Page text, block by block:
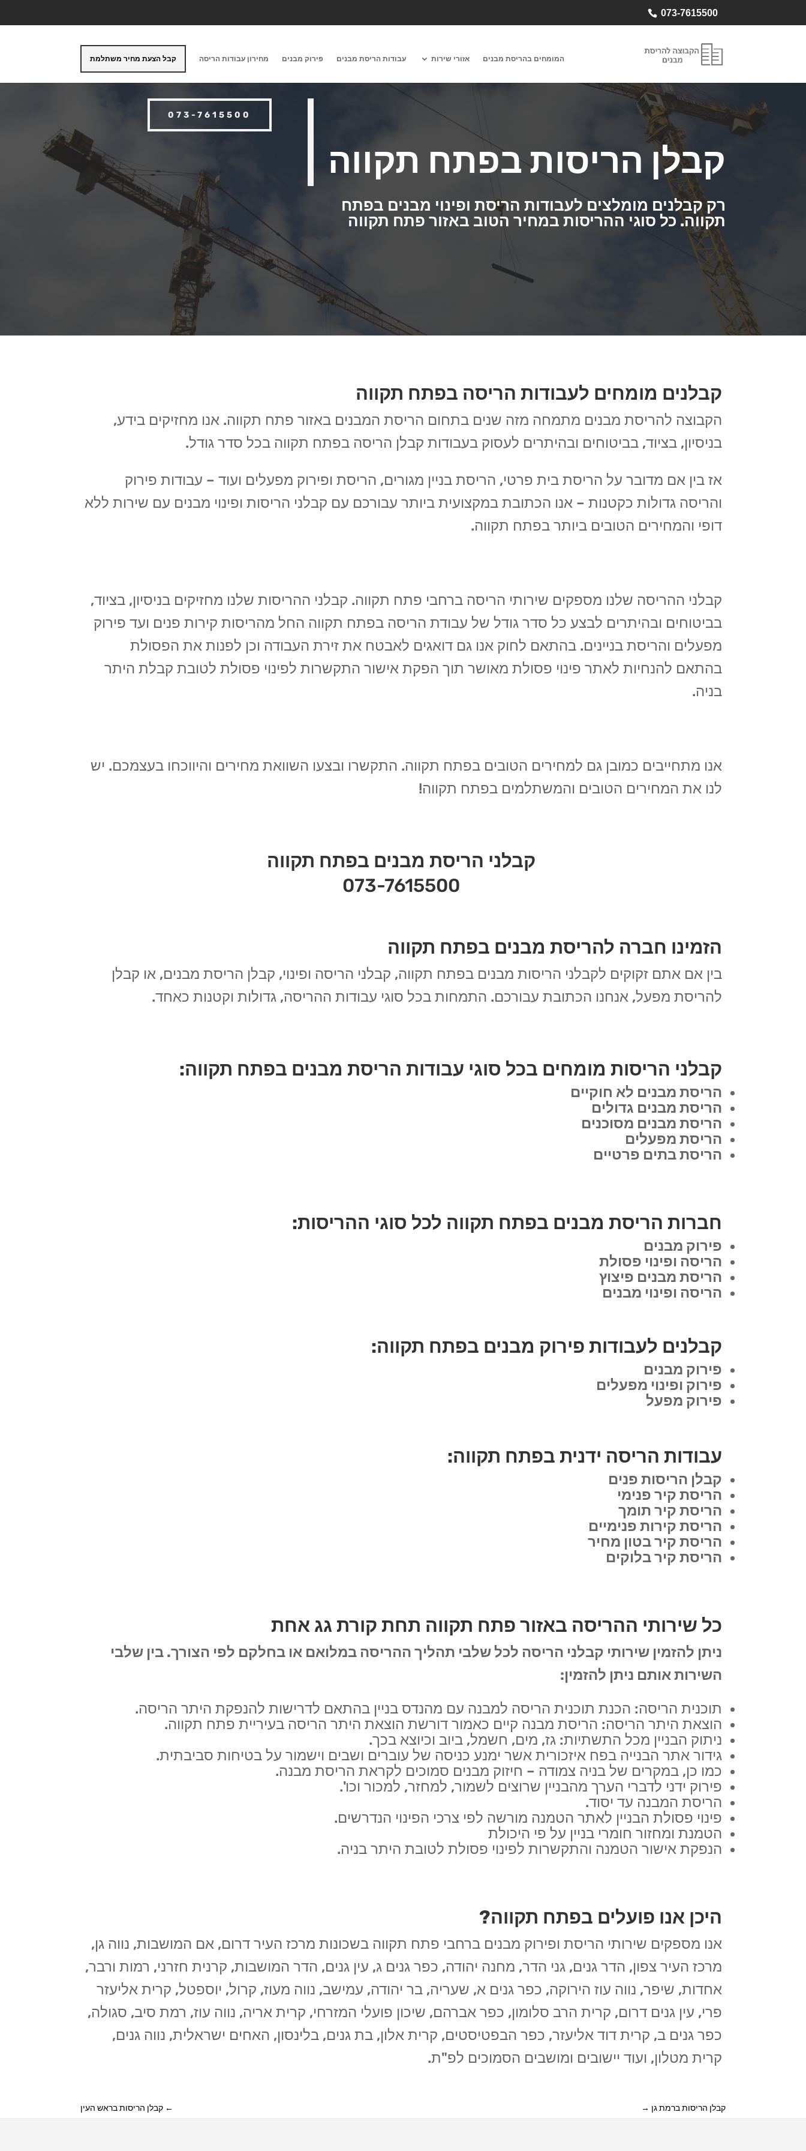
073-7615500
המומחים בהריסת מבנים אזורי שירות עבודות הריסת מבנים פירוק מבנים מחירון עבודות הריסה קבל הצעת מחיר משתלמת
073-7615500
קבלן הריסות בפתח תקווה
רק קבלנים מומלצים לעבודות הריסת ופינוי מבנים בפתח
תקווה. כל סוגי ההריסות במחיר הטוב באזור פתח תקווה
קבלנים מומחים לעבודות הריסה בפתח תקווה
הקבוצה להריסת מבנים מתמחה מזה שנים בתחום הריסת המבנים באזור פתח תקווה. אנו מחזיקים בידע,
בניסיון, בציוד, בביטוחים ובהיתרים לעסוק בעבודות קבלן הריסה בפתח תקווה בכל סדר גודל.
אז בין אם מדובר על הריסת בית פרטי, הריסת בניין מגורים, הריסת ופירוק מפעלים ועוד – עבודות פירוק
והריסה גדולות כקטנות – אנו הכתובת במקצועית ביותר עבורכם עם קבלני הריסות ופינוי מבנים עם שירות ללא
דופי והמחירים הטובים ביותר בפתח תקווה.
קבלני ההריסה שלנו מספקים שירותי הריסה ברחבי פתח תקווה. קבלני ההריסות שלנו מחזיקים בניסיון, בציוד,
בביטוחים ובהיתרים לבצע כל סדר גודל של עבודת הריסה בפתח תקווה החל מהריסות קירות פנים ועד פירוק
מפעלים והריסת בניינים. בהתאם לחוק אנו גם דואגים לאבטח את זירת העבודה וכן לפנות את הפסולת
בהתאם להנחיות לאתר פינוי פסולת מאושר תוך הפקת אישור התקשרות לפינוי פסולת לטובת קבלת היתר
בניה.
אנו מתחייבים כמובן גם למחירים הטובים בפתח תקווה. התקשרו ובצעו השוואת מחירים והיווכחו בעצמכם. יש
לנו את המחירים הטובים והמשתלמים בפתח תקווה!
קבלני הריסת מבנים בפתח תקווה
073-7615500
הזמינו חברה להריסת מבנים בפתח תקווה
בין אם אתם זקוקים לקבלני הריסות מבנים בפתח תקווה, קבלני הריסה ופינוי, קבלן הריסת מבנים, או קבלן
להריסת מפעל, אנחנו הכתובת עבורכם. התמחות בכל סוגי עבודות ההריסה, גדולות וקטנות כאחד.
קבלני הריסות מומחים בכל סוגי עבודות הריסת מבנים בפתח תקווה:
הריסת מבנים לא חוקיים
הריסת מבנים גדולים
הריסת מבנים מסוכנים
הריסת מפעלים
הריסת בתים פרטיים
חברות הריסת מבנים בפתח תקווה לכל סוגי ההריסות:
פירוק מבנים
הריסה ופינוי פסולת
הריסת מבנים פיצוץ
הריסה ופינוי מבנים
קבלנים לעבודות פירוק מבנים בפתח תקווה:
פירוק מבנים
פירוק ופינוי מפעלים
פירוק מפעל
עבודות הריסה ידנית בפתח תקווה:
קבלן הריסות פנים
הריסת קיר פנימי
הריסת קיר תומך
הריסת קירות פנימיים
הריסת קיר בטון מחיר
הריסת קיר בלוקים
כל שירותי ההריסה באזור פתח תקווה תחת קורת גג אחת
ניתן להזמין שירותי קבלני הריסה לכל שלבי תהליך ההריסה במלואם או בחלקם לפי הצורך. בין שלבי
השירות אותם ניתן להזמין:
תוכנית הריסה: הכנת תוכנית הריסה למבנה עם מהנדס בניין בהתאם לדרישות להנפקת היתר הריסה.
הוצאת היתר הריסה: הריסת מבנה קיים כאמור דורשת הוצאת היתר הריסה בעיריית פתח תקווה.
ניתוק הבניין מכל התשתיות: גז, מים, חשמל, ביוב וכיוצא בכך.
גידור אתר הבנייה בפח איזכורית אשר ימנע כניסה של עוברים ושבים וישמור על בטיחות סביבתית.
כמו כן, במקרים של בניה צמודה – חיזוק מבנים סמוכים לקראת הריסת מבנה.
פירוק ידני לדברי הערך מהבניין שרוצים לשמור, למחזר, למכור וכו'.
הריסת המבנה עד יסוד.
פינוי פסולת הבניין לאתר הטמנה מורשה לפי צרכי הפינוי הנדרשים.
הטמנת ומחזור חומרי בניין על פי היכולת
הנפקת אישור הטמנה והתקשרות לפינוי פסולת לטובת היתר בניה.
היכן אנו פועלים בפתח תקווה?
אנו מספקים שירותי הריסת ופירוק מבנים ברחבי פתח תקווה בשכונות מרכז העיר דרום, אם המושבות, נווה גן,
מרכז העיר צפון, הדר גנים, גני הדר, מחנה יהודה, כפר גנים ג, עין גנים, הדר המושבות, קרנית חזרני, רמות ורבר,
אחדות, שיפר, נווה עוז הירוקה, כפר גנים א, שעריה, בר יהודה, עמישב, נווה מעוז, קרול, יוספטל, קרית אליעזר
פרי, עין גנים דרום, קרית הרב סלומון, כפר אברהם, שיכון פועלי המזרחי, קרית אריה, נווה עוז, רמת סיב, סגולה,
כפר גנים ב, קרית דוד אליעזר, כפר הבפטיסטים, קרית אלון, בת גנים, בלינסון, האחים ישראלית, נווה גנים,
קרית מטלון, ועוד יישובים ומושבים הסמוכים לפ"ת.
← קבלן הריסות בראש העין קבלן הריסות ברמת גן →